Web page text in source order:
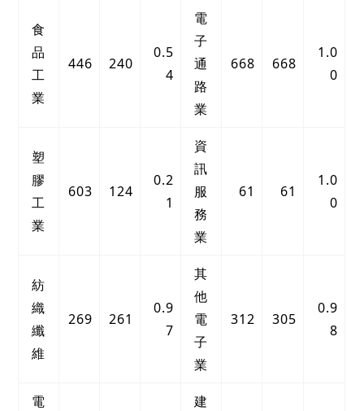
食
品
工
業
446 240
0.5
4
電
子
通
路
業
668 668
1.0
0
塑
膠
工
業
603 124
0.2
1
資
訊
服
務
業
61 61
1.0
0
紡
織
纖
維
269 261
0.9
7
其
他
電
子
業
312 305
0.9
8
電
建